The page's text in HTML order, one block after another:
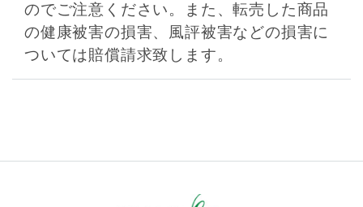
のでご注意ください。また、転売した商品
の健康被害の損害、風評被害などの損害に
ついては賠償請求致します。